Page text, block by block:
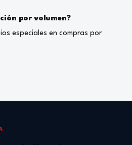
por volumen?
especiales en compras por